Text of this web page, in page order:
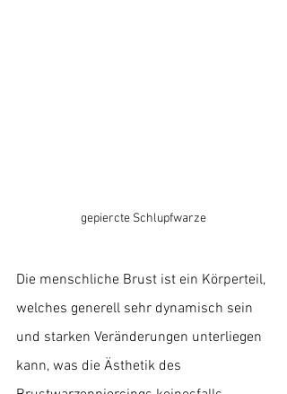
gepiercte Schlupfwarze
Die menschliche Brust ist ein Körperteil,
welches generell sehr dynamisch sein
und starken Veränderungen unterliegen
kann, was die Ästhetik des